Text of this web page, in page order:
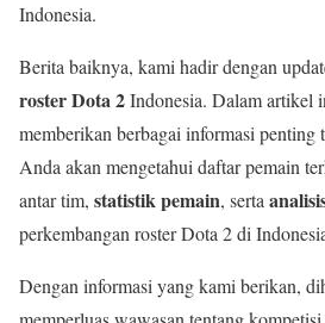
Indonesia.
Berita baiknya, kami hadir dengan
roster Dota 2Indonesia. Dalam artikel
memberikan berbagai informasi penting
Anda akan mengetahui daftar pemain
antar tim, statistik pemain, serta
perkembangan roster Dota 2 di
Dengan informasi yang kami berikan,